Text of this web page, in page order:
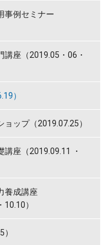
事例セミナー
講座（2019.05・06・
）
ップ（2019.07.25）
座（2019.09.11 ・
養成講座
）